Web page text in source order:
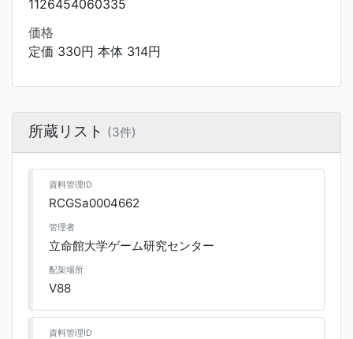
1126454060335
価格
定価 330円 本体 314円
所蔵リスト (3件)
資料管理ID
RCGSa0004662
管理者
立命館大学ゲーム研究センター
配架場所
V88
資料管理ID